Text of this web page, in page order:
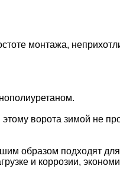
монтажа,
ворота зимой не
образом подходят
и коррозии,